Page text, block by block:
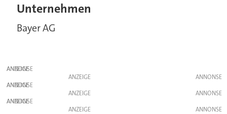
Unternehmen
Bayer AG
ANZEIGE
ANZEIGE
ANZEIGE
ANZEIGE
ANZEIGE
ANZEIGE